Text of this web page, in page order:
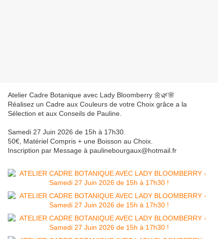
Atelier Cadre Botanique avec Lady Bloomberry 🌼🌿🌸
Réalisez un Cadre aux Couleurs de votre Choix grâce a la
Sélection et aux Conseils de Pauline.
Samedi 27 Juin 2026 de 15h à 17h30.
50€, Matériel Compris + une Boisson au Choix.
Inscription par Message à paulinebourgaux@hotmail.fr